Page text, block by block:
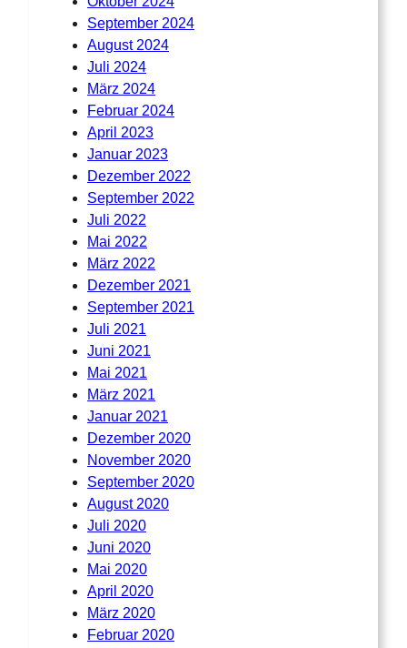
September 2024
August 2024
Juli 2024
März 2024
Februar 2024
April 2023
Januar 2023
Dezember 2022
September 2022
Juli 2022
Mai 2022
März 2022
Dezember 2021
September 2021
Juli 2021
Juni 2021
Mai 2021
März 2021
Januar 2021
Dezember 2020
November 2020
September 2020
August 2020
Juli 2020
Juni 2020
Mai 2020
April 2020
März 2020
Februar 2020